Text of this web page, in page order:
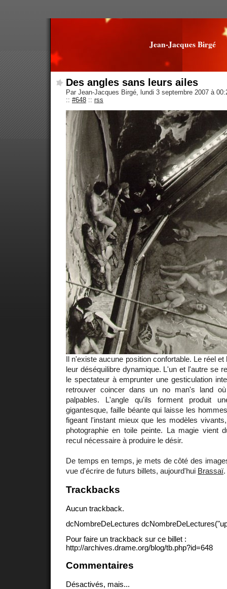
Jean-Jacques Birgé
Des angles sans leurs ailes
Par Jean-Jacques Birgé, lundi 3 septembre 2007 à
:: #648 :: rss
Il n'existe aucune position confortable. Le réel
leur déséquilibre dynamique. L'un et l'autre se
le spectateur à emprunter une gesticulation
retrouver coincer dans un no man's land
palpables. L'angle qu'ils forment produit
gigantesque, faille béante qui laisse les
figeant l'instant mieux que les modèles
photographie en toile peinte. La magie vient
recul nécessaire à produire le désir.
De temps en temps, je mets de côté des
vue d'écrire de futurs billets, aujourd'hui Brassaï.
Trackbacks
Aucun trackback.
dcNombreDeLectures
Pour faire un trackback sur ce billet :
http://archives.drame.org/blog/tb.php?id=648
Commentaires
Désactivés, mais...